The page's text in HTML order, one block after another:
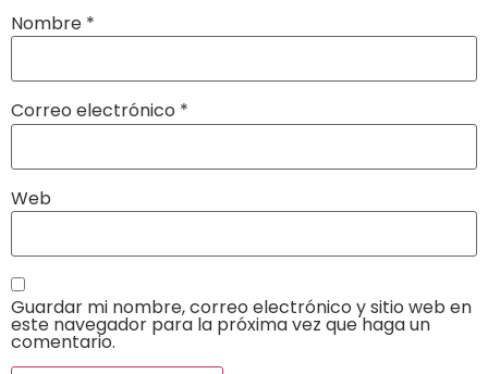
Nombre *
Correo electrónico *
Web
Guardar mi nombre, correo electrónico y sitio web en
este navegador para la próxima vez que haga un
comentario.